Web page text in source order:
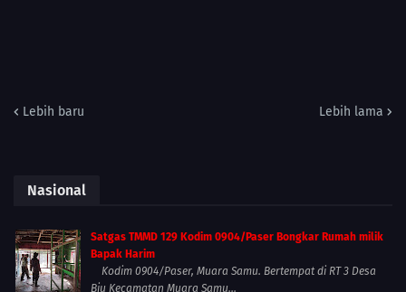
Lebih baru Lebih lama
Nasional
Satgas TMMD 129 Kodim 0904/Paser Bongkar Rumah milik
Bapak Harim
Kodim 0904/Paser, Muara Samu. Bertempat di RT 3 Desa
Biu Kecamatan Muara Samu...